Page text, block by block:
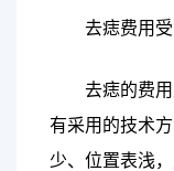
去痣费用受
去痣的费
有采用的技术
少、位置表浅